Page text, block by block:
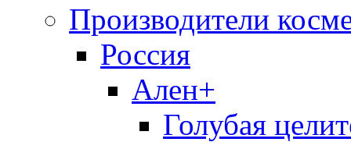
Производители
Россия
Ален+
Голубая